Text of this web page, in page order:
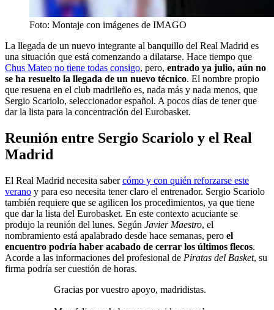
Foto: Montaje con imágenes de IMAGO
La llegada de un nuevo integrante al banquillo del Real Madrid es
una situación que está comenzando a dilatarse. Hace tiempo que
Chus Mateo no tiene todas consigo, pero, entrado ya julio, aún no
se ha resuelto la llegada de un nuevo técnico. El nombre propio
que resuena en el club madrileño es, nada más y nada menos, que
Sergio Scariolo, seleccionador español. A pocos días de tener que
dar la lista para la concentración del Eurobasket.
Reunión entre Sergio Scariolo y el Real
Madrid
El Real Madrid necesita sabercómo y con quién reforzarse este
verano y para eso necesita tener claro el entrenador. Sergio Scariolo
también requiere que se agilicen los procedimientos, ya que tiene
que dar la lista del Eurobasket. En este contexto acuciante se
produjo la reunión del lunes. Según Javier Maestro, el
nombramiento está apalabrado desde hace semanas, pero el
encuentro podría haber acabado de cerrar los últimos flecos.
Acorde a las informaciones del profesional de Piratas del Basket, su
firma podría ser cuestión de horas.
Gracias por vuestro apoyo, madridistas.